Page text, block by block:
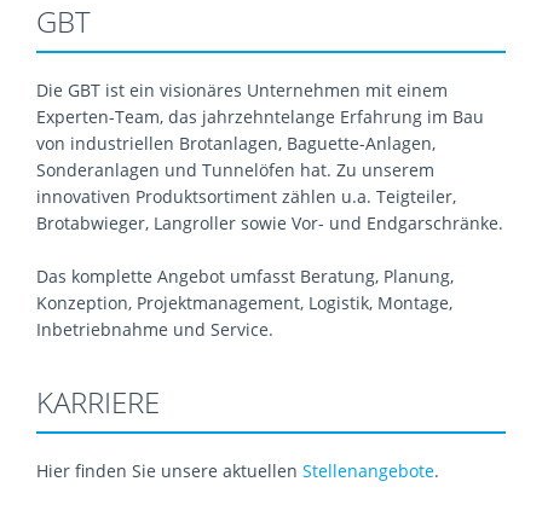
GBT
Die GBT ist ein visionäres Unternehmen mit einem
Experten-Team, das jahrzehntelange Erfahrung im Bau
von industriellen Brotanlagen, Baguette-Anlagen,
Sonderanlagen und Tunnelöfen hat. Zu unserem
innovativen Produktsortiment zählen u.a. Teigteiler,
Brotabwieger, Langroller sowie Vor- und Endgarschränke.
Das komplette Angebot umfasst Beratung, Planung,
Konzeption, Projektmanagement, Logistik, Montage,
Inbetriebnahme und Service.
KARRIERE
Hier finden Sie unsere aktuellen Stellenangebote.